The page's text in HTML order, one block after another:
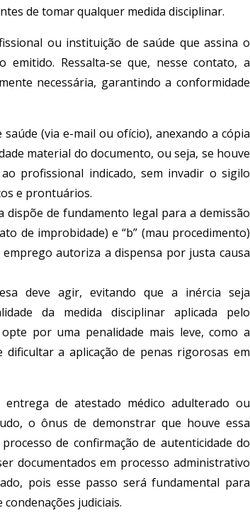
de tomar qualquer medida disciplinar.
ou instituição de saúde que assina o
Ressalta-se que, nesse contato, a
necessária, garantindo a conformidade
(via e-mail ou ofício), anexando a cópia
material do documento, ou seja, se houve
profissional indicado, sem invadir o sigilo
e prontuários.
dispõe de fundamento legal para a demissão
de improbidade) e “b” (mau procedimento)
autoriza a dispensa por justa causa
deve agir, evitando que a inércia seja
da medida disciplinar aplicada pelo
por uma penalidade mais leve, como a
a aplicação de penas rigorosas em
de atestado médico adulterado ou
o ônus de demonstrar que houve essa
de confirmação de autenticidade do
documentados em processo administrativo
pois esse passo será fundamental para
judiciais.